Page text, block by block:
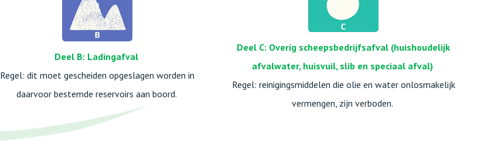
Deel B: Ladingafval
Regel: dit moet gescheiden opgeslagen worden in
daarvoor bestemde reservoirs aan boord.
Deel C: Overig scheepsbedrijfsafval (huishoudelijk
afvalwater, huisvuil, slib en speciaal afval)
Regel: reinigingsmiddelen die olie en water onlosmakelijk
vermengen, zijn verboden.